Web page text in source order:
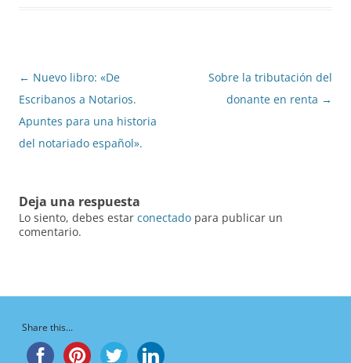
Navegación
de
entradas
← Nuevo libro: «De
Escribanos a Notarios.
Apuntes para una historia
del notariado español».
Sobre la tributación del
donante en renta →
Deja una respuesta
Lo siento, debes estar conectado para publicar un
comentario.
Share this...